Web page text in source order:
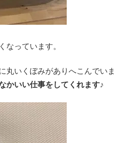
なっています。
丸いくぼみがありへこんでいま
かいい仕事をしてくれます♪